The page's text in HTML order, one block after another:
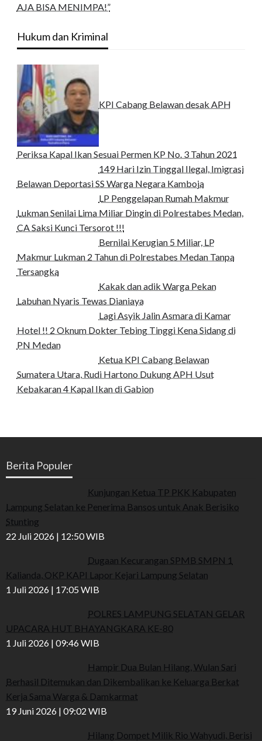
AJA BISA MENIMPA!”
Hukum dan Kriminal
KPI Cabang Belawan desak APH
Periksa Kapal Ikan Sesuai Permen KP No. 3 Tahun 2021
149 Hari Izin Tinggal Ilegal, Imigrasi
Belawan Deportasi SS Warga Negara Kamboja
LP Penggelapan Rumah Makmur
Lukman Senilai Lima Miliar Dingin di Polrestabes Medan,
CA Saksi Kunci Tersorot !!!
Bernilai Kerugian 5 Miliar, LP
Makmur Lukman 2 Tahun di Polrestabes Medan Tanpa
Tersangka
Kakak dan adik Warga Pekan
Labuhan Nyaris Tewas Dianiaya
Lagi Asyik Jalin Asmara di Kamar
Hotel !! 2 Oknum Dokter Tebing Tinggi Kena Sidang di
PN Medan
Ketua KPI Cabang Belawan
Sumatera Utara, Rudi Hartono Dukung APH Usut
Kebakaran 4 Kapal Ikan di Gabion
Berita Populer
Kunjungan Ketua TP PKK Kabupaten
Lampung Selatan ke Penerima Bansos untuk Anak Berisiko
Stunting
22 Juli 2026 | 12:50 WIB
Dugaan Kecurangan SPMB SMPN 1
Kalianda, OKP KAPI Lapor Kejari Lampung Selatan
1 Juli 2026 | 17:05 WIB
POLRES LAMPUNG SELATAN GELAR
UPACARA HUT BHAYANGKARA KE-80
1 Juli 2026 | 09:46 WIB
Hampir Dua Bulan Hilang, Wulan Sari
Berhasil Ditemukan dan Dikembalikan ke Keluarga Berkat
Kerja Sama Warga & Damkarmat
19 Juni 2026 | 09:02 WIB
Hilang Dompet Milik Rio Wahyudi, Berisi